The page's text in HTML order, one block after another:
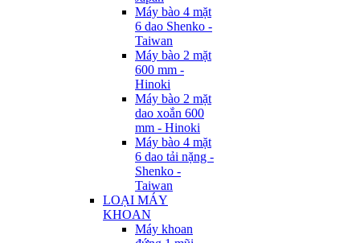
Máy bào 4 mặt
6 dao Shenko -
Taiwan
Máy bào 2 mặt
600 mm -
Hinoki
Máy bào 2 mặt
dao xoắn 600
mm - Hinoki
Máy bào 4 mặt
6 dao tải nặng -
Shenko -
Taiwan
LOẠI MÁY
KHOAN
Máy khoan